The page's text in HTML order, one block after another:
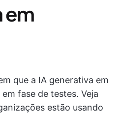
em
que a IA generativa em
fase de testes. Veja
estão usando